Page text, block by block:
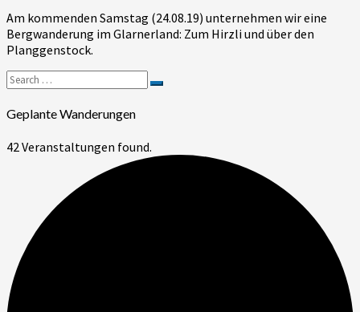
und
über
den
Planggenstock
(GL)
Am kommenden Samstag (24.08.19) unternehmen wir eine
Bergwanderung im Glarnerland: Zum Hirzli und über den
Planggenstock.
Search
for:
Search
Geplante Wanderungen
42 Veranstaltungen found.